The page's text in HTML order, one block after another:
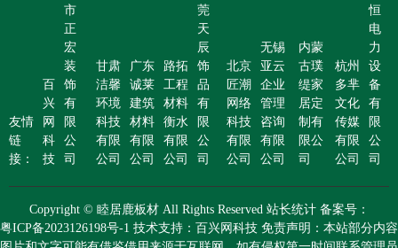
友情
链
接：
百
兴
网
科
技
市
正
宏
装
饰
有
限
公
司
甘肃
洁馨
环境
科技
有限
公司
广东
诚莱
建筑
材料
有限
公司
路拓
工程
材料
衡水
有限
公司
莞
天
辰
饰
品
有
限
公
司
北京
匠潮
网络
科技
有限
公司
无锡
亚云
企业
管理
咨询
有限
公司
内蒙
古璞
缇家
居定
制有
限公
司
杭州
多芈
文化
传媒
有限
公司
恒
电
力
设
备
有
限
公
司
Copyright © 睦居鹿板材 All Rights Reserved 站长统计 备案号：
粤ICP备2023126198号-1 技术支持：百兴网科技 免责声明：本站部分内容